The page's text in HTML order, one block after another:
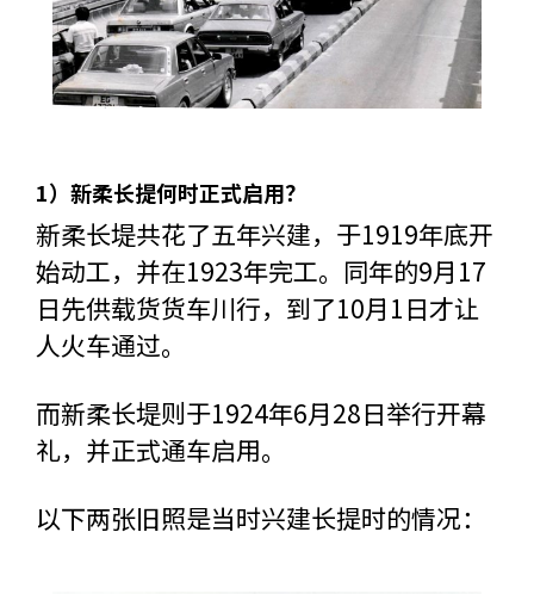
1）新柔长提何时正式启用？
新柔长堤共花了五年兴建，于1919年底开
始动工，并在1923年完工。同年的9月17
日先供载货货车川行，到了10月1日才让
人火车通过。
而新柔长堤则于1924年6月28日举行开幕
礼，并正式通车启用。
以下两张旧照是当时兴建长提时的情况：